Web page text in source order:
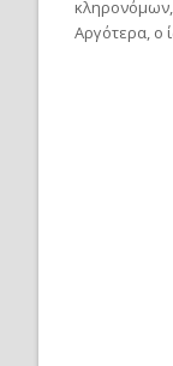
κληρονόμων,
Αργότερα, ο